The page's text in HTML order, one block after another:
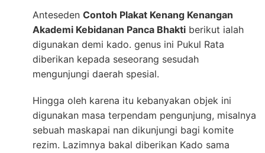
Anteseden Contoh Plakat Kenang Kenangan
Akademi Kebidanan Panca Bhakti berikut ialah
digunakan demi kado. genus ini Pukul Rata
diberikan kepada seseorang sesudah
mengunjungi daerah spesial.
Hingga oleh karena itu kebanyakan objek ini
digunakan masa terpendam pengunjung, misalnya
sebuah maskapai nan dikunjungi bagi komite
rezim. Lazimnya bakal diberikan Kado sama